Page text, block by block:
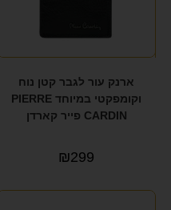
ארנק עור לגבר קטן נוח
וקומפקטי במיוחד PIERRE
CARDIN פייר קארדן
₪299